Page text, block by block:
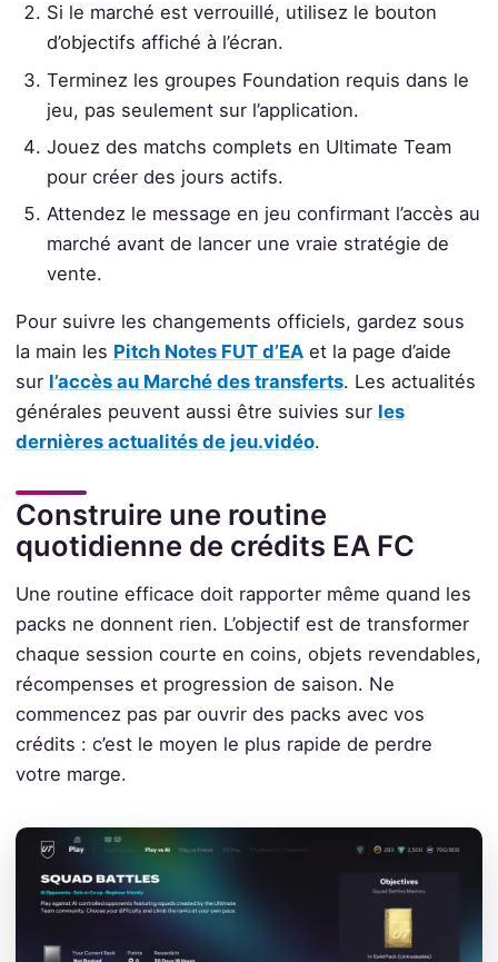
Si le marché est verrouillé, utilisez le bouton
d’objectifs affiché à l’écran.
Terminez les groupes Foundation requis dans le
jeu, pas seulement sur l’application.
Jouez des matchs complets en Ultimate Team
pour créer des jours actifs.
Attendez le message en jeu confirmant l’accès au
marché avant de lancer une vraie stratégie de
vente.
Pour suivre les changements officiels, gardez sous
la main les Pitch Notes FUT d’EAet la page d’aide
sur l’accès au Marché des transferts. Les actualités
générales peuvent aussi être suivies sur les
dernières actualités de jeu.vidéo.
Construire une routine
quotidienne de crédits EA FC
Une routine efficace doit rapporter même quand les
packs ne donnent rien. L’objectif est de transformer
chaque session courte en coins, objets revendables,
récompenses et progression de saison. Ne
commencez pas par ouvrir des packs avec vos
crédits : c’est le moyen le plus rapide de perdre
votre marge.